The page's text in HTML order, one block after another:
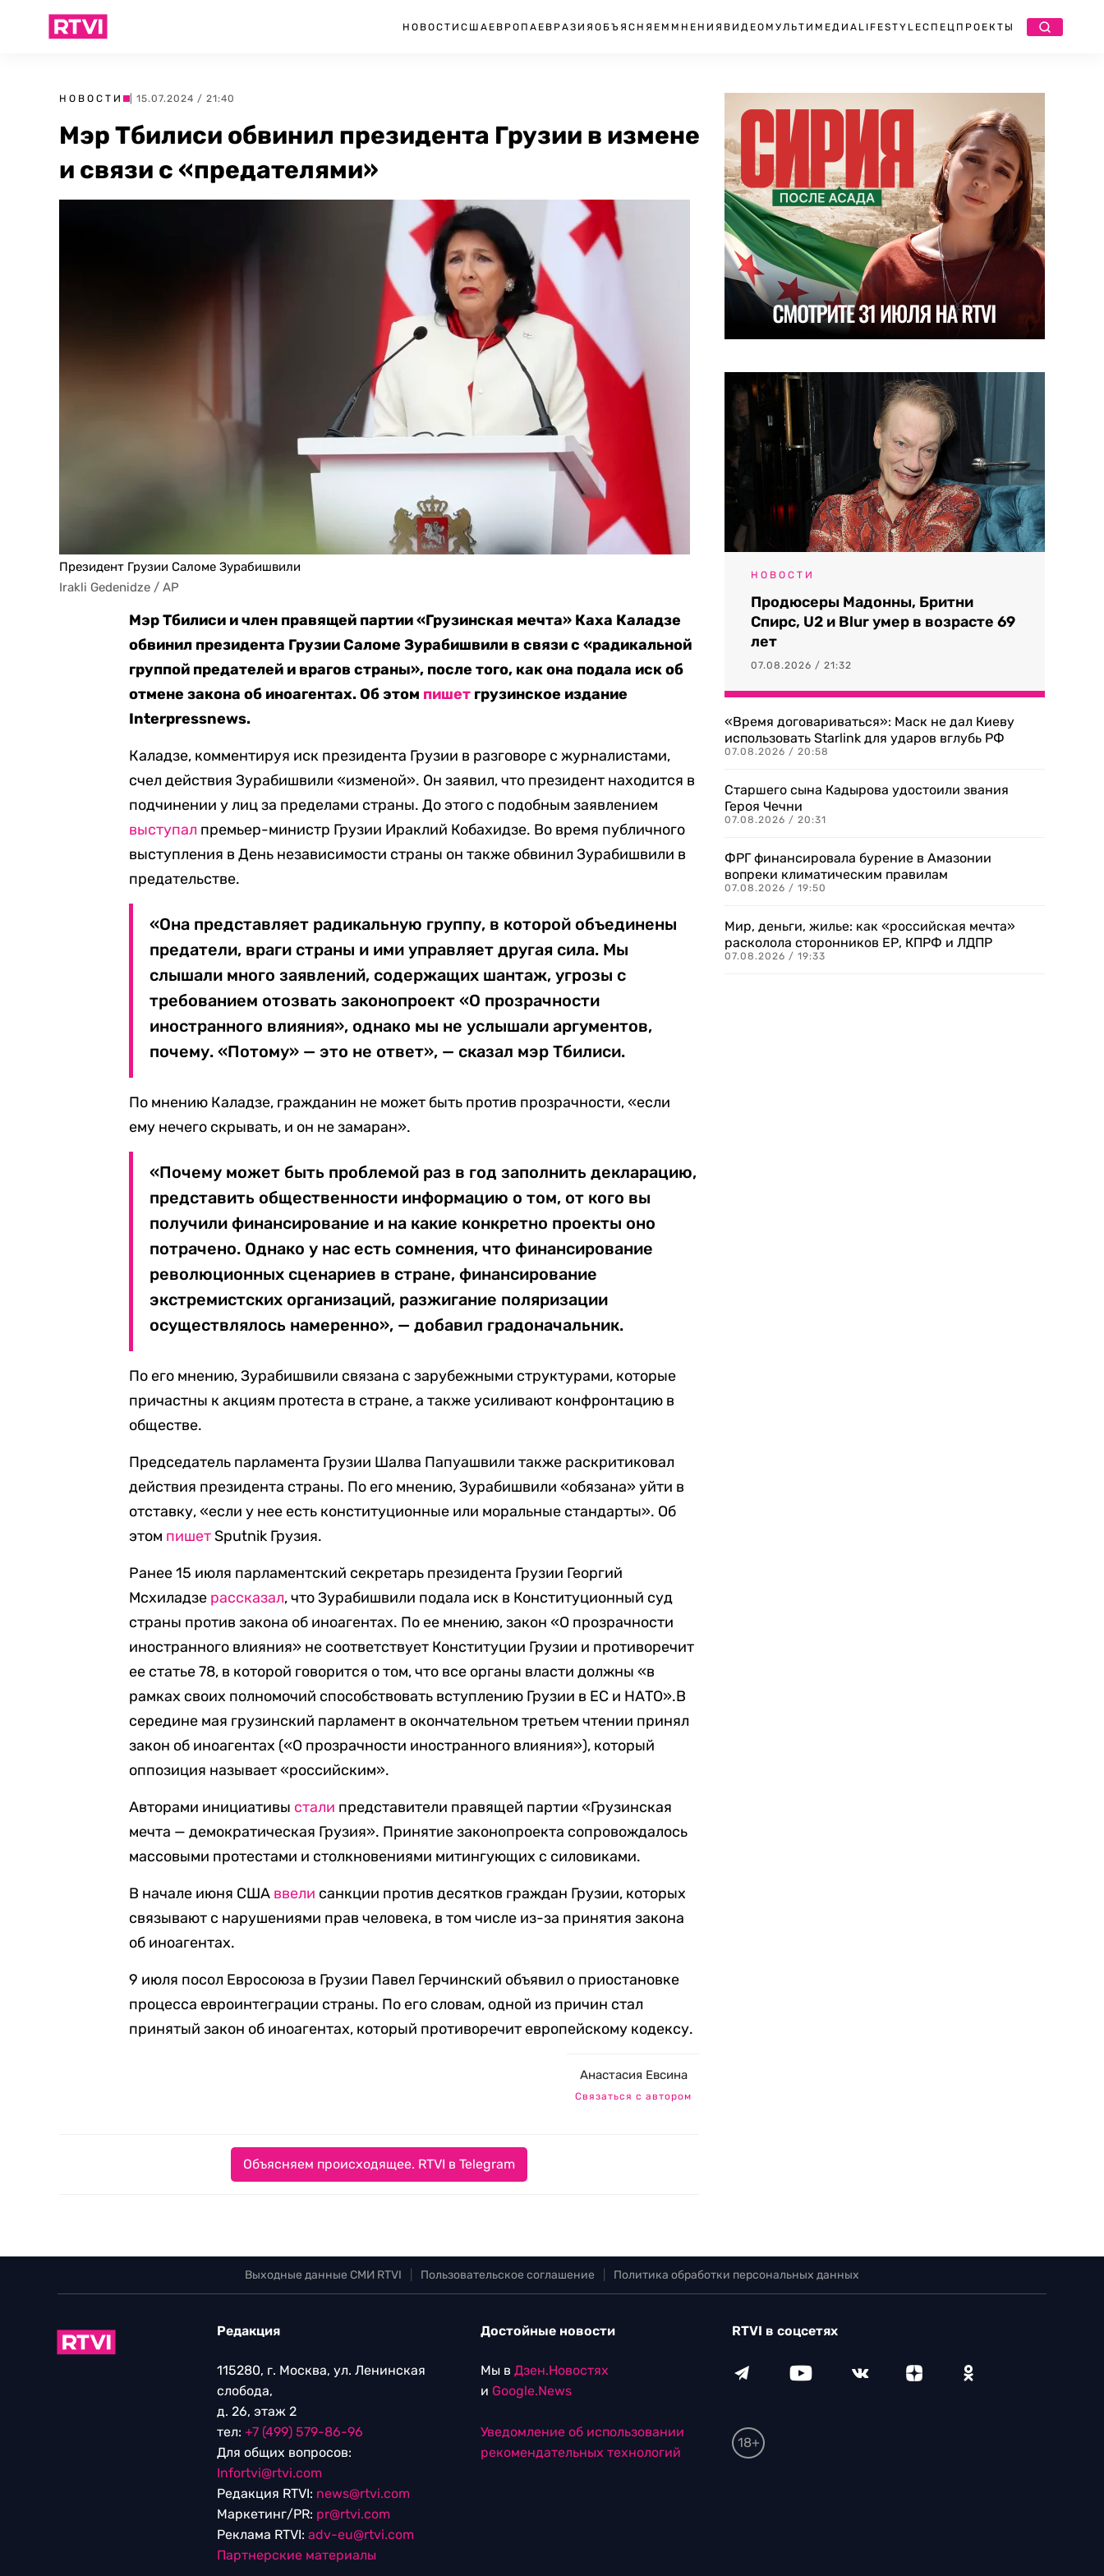
НОВОСТИ США ЕВРОПА ЕВРАЗИЯ ОБЪЯСНЯЕМ МНЕНИЯ ВИДЕО МУЛЬТИМЕДИА LIFESTYLEСПЕЦПРОЕКТЫ
НОВОСТИ | 15.07.2024 / 21:40
Мэр Тбилиси обвинил президента Грузии в измене
и связи с «предателями»
Президент Грузии Саломе Зурабишвили
Irakli Gedenidze / AP
Мэр Тбилиси и член правящей партии «Грузинская мечта» Каха Каладзе
обвинил президента Грузии Саломе Зурабишвили в связи с «радикальной
группой предателей и врагов страны», после того, как она подала иск об
отмене закона об иноагентах. Об этом пишет грузинское издание
Interpressnews.
Каладзе, комментируя иск президента Грузии в разговоре с журналистами,
счел действия Зурабишвили «изменой». Он заявил, что президент находится в
подчинении у лиц за пределами страны. До этого с подобным заявлением
выступал премьер-министр Грузии Ираклий Кобахидзе. Во время публичного
выступления в День независимости страны он также обвинил Зурабишвили в
предательстве.
«Она представляет радикальную группу, в которой объединены
предатели, враги страны и ими управляет другая сила. Мы
слышали много заявлений, содержащих шантаж, угрозы с
требованием отозвать законопроект «О прозрачности
иностранного влияния», однако мы не услышали аргументов,
почему. «Потому» — это не ответ», — сказал мэр Тбилиси.
По мнению Каладзе, гражданин не может быть против прозрачности, «если
ему нечего скрывать, и он не замаран».
«Почему может быть проблемой раз в год заполнить декларацию,
представить общественности информацию о том, от кого вы
получили финансирование и на какие конкретно проекты оно
потрачено. Однако у нас есть сомнения, что финансирование
революционных сценариев в стране, финансирование
экстремистских организаций, разжигание поляризации
осуществлялось намеренно», — добавил градоначальник.
По его мнению, Зурабишвили связана с зарубежными структурами, которые
причастны к акциям протеста в стране, а также усиливают конфронтацию в
обществе.
Председатель парламента Грузии Шалва Папуашвили также раскритиковал
действия президента страны. По его мнению, Зурабишвили «обязана» уйти в
отставку, «если у нее есть конституционные или моральные стандарты». Об
этом пишетSputnik Грузия.
Ранее 15 июля парламентский секретарь президента Грузии Георгий
Мсхиладзе рассказал, что Зурабишвили подала иск в Конституционный суд
страны против закона об иноагентах. По ее мнению, закон «О прозрачности
иностранного влияния» не соответствует Конституции Грузии и противоречит
ее статье 78, в которой говорится о том, что все органы власти должны «в
рамках своих полномочий способствовать вступлению Грузии в ЕС и НАТО».В
середине мая грузинский парламент в окончательном третьем чтении принял
закон об иноагентах («О прозрачности иностранного влияния»), который
оппозиция называет «российским».
Авторами инициативы стали представители правящей партии «Грузинская
мечта — демократическая Грузия». Принятие законопроекта сопровождалось
массовыми протестами и столкновениями митингующих с силовиками.
В начале июня США ввели санкции против десятков граждан Грузии, которых
связывают с нарушениями прав человека, в том числе из-за принятия закона
об иноагентах.
9 июля посол Евросоюза в Грузии Павел Герчинский объявил о приостановке
процесса евроинтеграции страны. По его словам, одной из причин стал
принятый закон об иноагентах, который противоречит европейскому кодексу.
Анастасия Евсина
Связаться с автором
Объясняем происходящее. RTVI в Telegram
НОВОСТИ
Продюсеры Мадонны, Бритни
Спирс, U2 и Blur умер в возрасте 69
лет
07.08.2026 / 21:32
«Время договариваться»: Маск не дал Киеву
использовать Starlink для ударов вглубь РФ
07.08.2026 / 20:58
Старшего сына Кадырова удостоили звания
Героя Чечни
07.08.2026 / 20:31
ФРГ финансировала бурение в Амазонии
вопреки климатическим правилам
07.08.2026 / 19:50
Мир, деньги, жилье: как «российская мечта»
расколола сторонников ЕР, КПРФ и ЛДПР
07.08.2026 / 19:33
Выходные данные СМИ RTVI Пользовательское соглашение Политика обработки персональных данных
Редакция
115280, г. Москва, ул. Ленинская
слобода,
д. 26, этаж 2
тел: +7 (499) 579-86-96
Для общих вопросов:
Infortvi@rtvi.com
Редакция RTVI: news@rtvi.com
Маркетинг/PR: pr@rtvi.com
Реклама RTVI: adv-eu@rtvi.com
Партнерские материалы
Достойные новости
Мы в Дзен.Новостях
и Google.News
Уведомление об использовании
рекомендательных технологий
RTVI в соцсетях
18+